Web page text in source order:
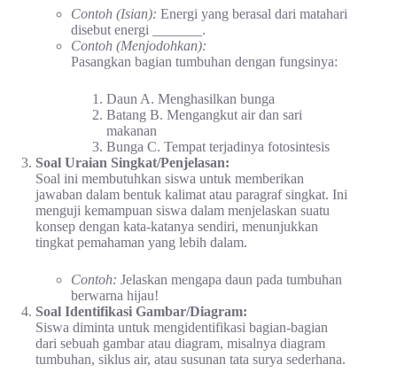
Contoh (Isian): Energi yang berasal dari matahari
disebut energi _______.
Contoh (Menjodohkan):
Pasangkan bagian tumbuhan dengan fungsinya:
Daun A. Menghasilkan bunga
Batang B. Mengangkut air dan sari
makanan
Bunga C. Tempat terjadinya fotosintesis
Soal Uraian Singkat/Penjelasan:
Soal ini membutuhkan siswa untuk memberikan
jawaban dalam bentuk kalimat atau paragraf singkat. Ini
menguji kemampuan siswa dalam menjelaskan suatu
konsep dengan kata-katanya sendiri, menunjukkan
tingkat pemahaman yang lebih dalam.
Contoh: Jelaskan mengapa daun pada tumbuhan
berwarna hijau!
Soal Identifikasi Gambar/Diagram:
Siswa diminta untuk mengidentifikasi bagian-bagian
dari sebuah gambar atau diagram, misalnya diagram
tumbuhan, siklus air, atau susunan tata surya sederhana.